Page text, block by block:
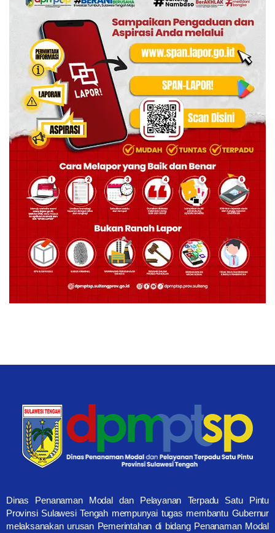
Dinas Penanaman Modal dan Pelayanan Terpadu Satu Pintu
Provinsi Sulawesi Tengah mempunyai tugas membantu Gubernur
melaksanakan urusan Pemerintahan di bidang Penanaman Modal